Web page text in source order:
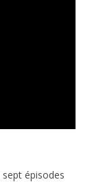
épisodes